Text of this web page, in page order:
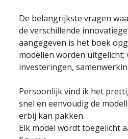
De belangrijkste vragen
de verschillende
aangegeven is het boek
modellen worden
investeringen,
Persoonlijk vind ik het
snel en eenvoudig de
erbij kan pakken.
Elk model wordt toegelicht